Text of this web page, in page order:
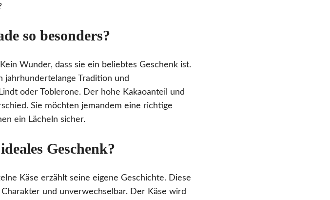
so besonders?
Wunder, dass sie ein beliebtes Geschenk ist.
jahrhundertelange Tradition und
oder Toblerone. Der hohe Kakaoanteil und
Sie möchten jemandem eine richtige
ein Lächeln sicher.
Geschenk?
Käse erzählt seine eigene Geschichte. Diese
und unverwechselbar. Der Käse wird